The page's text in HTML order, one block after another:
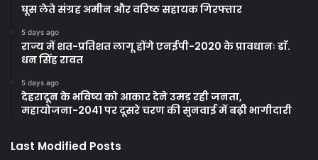
घूस लेते संग्रह अमीन और वरिष्ठ सहायक गिरफ्तार
5 days ago
राज्य में शत-प्रतिशत लागू होंगे एनईपी-2020 के प्रावधानः डाॅ.
धन सिंह रावत
5 days ago
देहरादून के भविष्य को आकार देने उमड़ रही जनता,
महायोजना-2041 पर दूसरे चरण की सुनवाई में बढ़ी भागीदारी
Last Modified Posts